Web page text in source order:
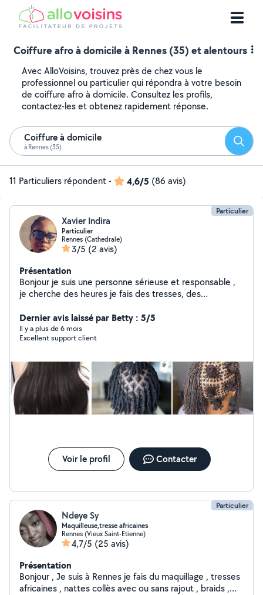
Coiffure afro à domicile à Rennes (35) et alentours
Avec AlloVoisins, trouvez près de chez vous le
professionnel ou particulier qui répondra à votre besoin
de coiffure afro à domicile. Consultez les profils,
contactez-les et obtenez rapidement réponse.
Coiffure à domicile
à Rennes (35)
11 Particuliers répondent- 4,6/5 (86 avis)
Particulier
Xavier Indira
Particulier
Rennes (Cathedrale)
3/5 (2 avis)
Présentation
Bonjour je suis une personne sérieuse et responsable ,
je cherche des heures je fais des tresses, des
et je fais aussi du ménage.
Dernier avis laissé par Betty : 5/5
Il y a plus de 6 mois
Excellent support client
Voir le profil Contacter
Particulier
Ndeye Sy
Maquilleuse,tresse africaines
Rennes (Vieux Saint-Etienne)
4,7/5 (25 avis)
Présentation
Bonjour , Je suis à Rennes je fais du maquillage , tresses
africaines , nattes collès avec ou sans rajout , braids ,